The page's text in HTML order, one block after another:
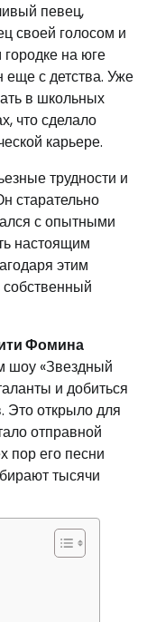
певец,
своей голосом и
на юге
еще с детства. Уже
в школьных
что сделало
карьере.
трудности и
старательно
с опытными
настоящим
этим
Фомина
шоу «Звездный
и добиться
Это открыло для
отправной
пор его песни
тысячи